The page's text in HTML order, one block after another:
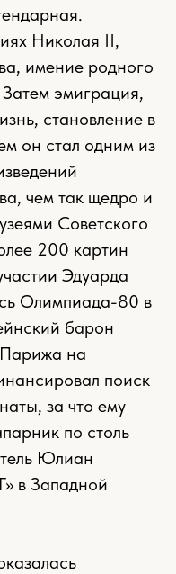
Николая II,
имение родного
эмиграция,
становление в
он стал одним из
чем так щедро и
Советского
200 картин
Эдуарда
Олимпиада-80 в
барон
на
поиск
за что ему
по столь
Юлиан
в Западной